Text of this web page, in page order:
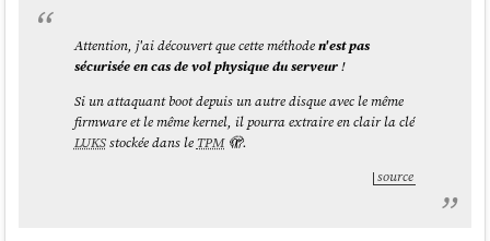
Attention, j'ai découvert que cette méthoden'est pas
sécurisée en cas de vol physique du serveur!
Si un attaquant boot depuis un autre disque avec le même
firmware et le même kernel, il pourra extraire en clair la clé
LUKSstockée dans leTPM🫣.
source